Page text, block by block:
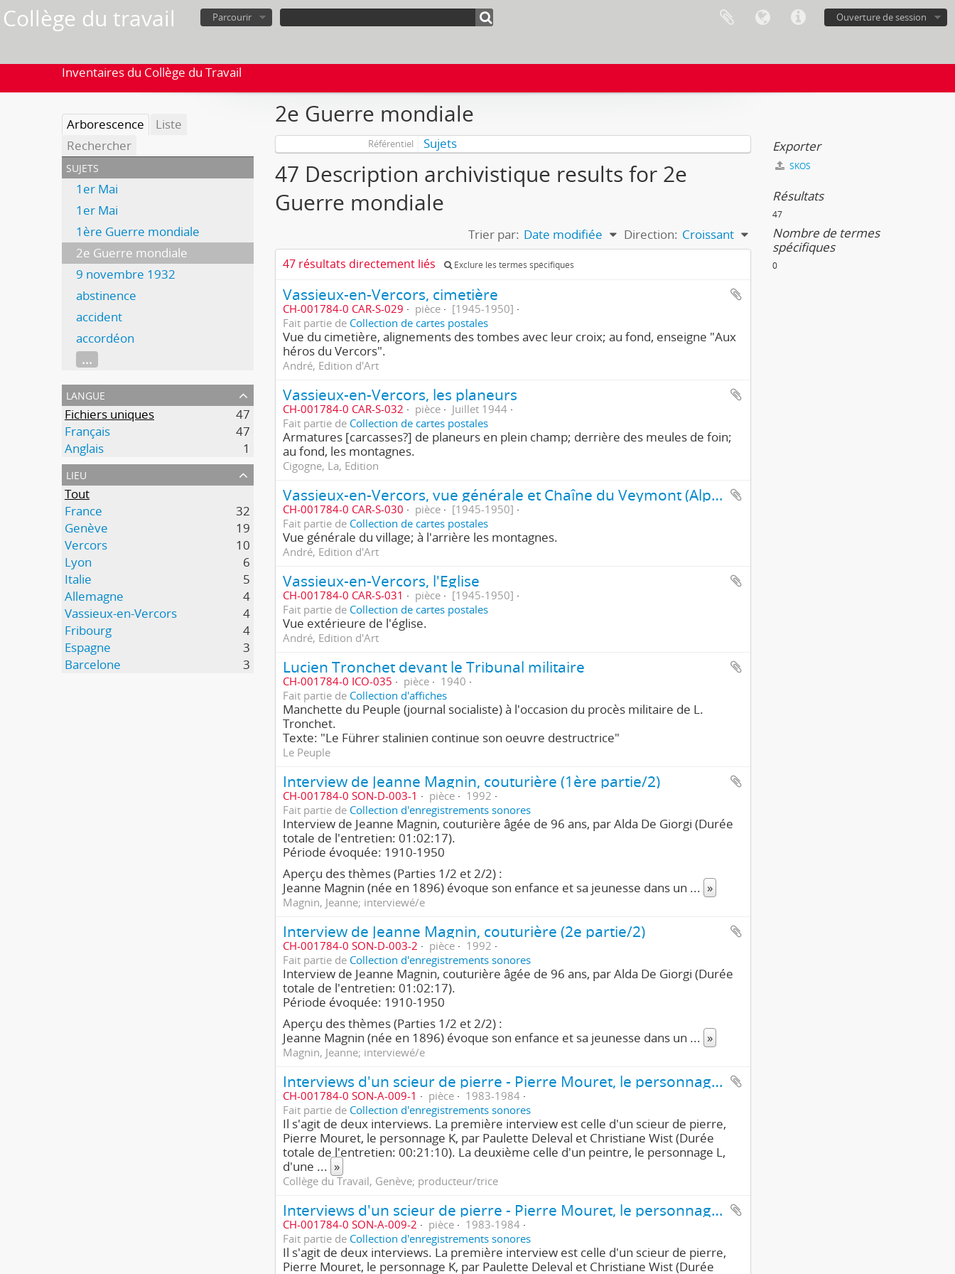
Collège du travail Ouverture de session
Parcourir
Inventaires du Collège du Travail
Arborescence
Liste
Rechercher
sujets
1er Mai
1er Mai
1ère Guerre mondiale
2e Guerre mondiale
9 novembre 1932
abstinence
accident
accordéon
...
langue
Fichiers uniques
47
Français
47
Anglais
1
lieu
Tout
France
32
Genève
19
Vercors
10
Lyon
6
Italie
5
Allemagne
4
Vassieux-en-Vercors
4
Fribourg
4
Espagne
3
Barcelone
3
2e Guerre mondiale
Référentiel Sujets
47 Description archivistique results for 2e
Guerre mondiale
Trier par: Date modifiée Direction: Croissant
47 résultats directement liés Exclure les termes spécifiques
Vassieux-en-Vercors, cimetière
CH-001784-0 CAR-S-029 pièce
[1945-1950]
Fait partie de Collection de cartes postales
Vue du cimetière, alignements des tombes avec leur croix; au fond, enseigne "Aux
héros du Vercors".
André, Edition d'Art
Vassieux-en-Vercors, les planeurs
CH-001784-0 CAR-S-032 pièce
Juillet 1944
Fait partie de Collection de cartes postales
Armatures [carcasses?] de planeurs en plein champ; derrière des meules de foin;
au fond, les montagnes.
Cigogne, La, Edition
Vassieux-en-Vercors, vue générale et Chaîne du Veymont (Alpes)
CH-001784-0 CAR-S-030 pièce
[1945-1950]
Fait partie de Collection de cartes postales
Vue générale du village; à l'arrière les montagnes.
André, Edition d'Art
Vassieux-en-Vercors, l'Eglise
CH-001784-0 CAR-S-031 pièce
[1945-1950]
Fait partie de Collection de cartes postales
Vue extérieure de l'église.
André, Edition d'Art
Lucien Tronchet devant le Tribunal militaire
CH-001784-0 ICO-035 pièce
1940
Fait partie de Collection d'affiches
Manchette du Peuple (journal socialiste) à l'occasion du procès militaire de L.
Tronchet.
Texte: "Le Führer stalinien continue son oeuvre destructrice"
Le Peuple
Interview de Jeanne Magnin, couturière (1ère partie/2)
CH-001784-0 SON-D-003-1 pièce
1992
Fait partie de Collection d'enregistrements sonores
Interview de Jeanne Magnin, couturière âgée de 96 ans, par Alda De Giorgi (Durée
totale de l'entretien: 01:02:17).
Période évoquée: 1910-1950
Aperçu des thèmes (Parties 1/2 et 2/2) :
Jeanne Magnin (née en 1896) évoque son enfance et sa jeunesse dans un ... »
Magnin, Jeanne; interviewé/e
Interview de Jeanne Magnin, couturière (2e partie/2)
CH-001784-0 SON-D-003-2 pièce
1992
Fait partie de Collection d'enregistrements sonores
Interview de Jeanne Magnin, couturière âgée de 96 ans, par Alda De Giorgi (Durée
totale de l'entretien: 01:02:17).
Période évoquée: 1910-1950
Aperçu des thèmes (Parties 1/2 et 2/2) :
Jeanne Magnin (née en 1896) évoque son enfance et sa jeunesse dans un ... »
Magnin, Jeanne; interviewé/e
Interviews d'un scieur de pierre - Pierre Mouret, le personnage K - ainsi que d'un peintre - le personnage L - , d'une employée d'usine d'armement et d'un ouvrier (1ère partie/2)
CH-001784-0 SON-A-009-1 pièce
1983-1984
Fait partie de Collection d'enregistrements sonores
Il s'agit de deux interviews. La première interview est celle d'un scieur de pierre,
Pierre Mouret, le personnage K, par Paulette Deleval et Christiane Wist (Durée
totale de l'entretien: 00:21:10). La deuxième celle d'un peintre, le personnage L,
d'une ... »
Collège du Travail, Genève; producteur/trice
Interviews d'un scieur de pierre - Pierre Mouret, le personnage K ainsi que d'un peintre - le personnage L, d'une employée d'usine d'armement et d'un ouvrier (2ème partie/2)
CH-001784-0 SON-A-009-2 pièce
1983-1984
Fait partie de Collection d'enregistrements sonores
Il s'agit de deux interviews. La première interview est celle d'un scieur de pierre,
Pierre Mouret, le personnage K, par Paulette Deleval et Christiane Wist (Durée
Exporter
SKOS
Résultats
47
Nombre de termes
spécifiques
0